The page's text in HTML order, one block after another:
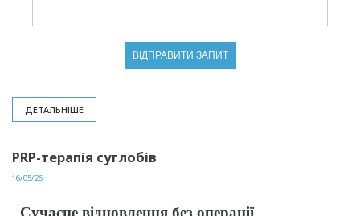
ДЕТАЛЬНІШЕ
PRP-терапія суглобів
16/05/26
Cучасне відновлення без операції